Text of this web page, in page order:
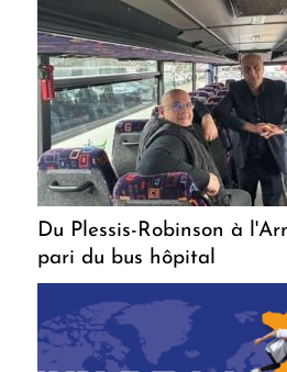
Du Plessis-Robinson à
pari du bus hôpital